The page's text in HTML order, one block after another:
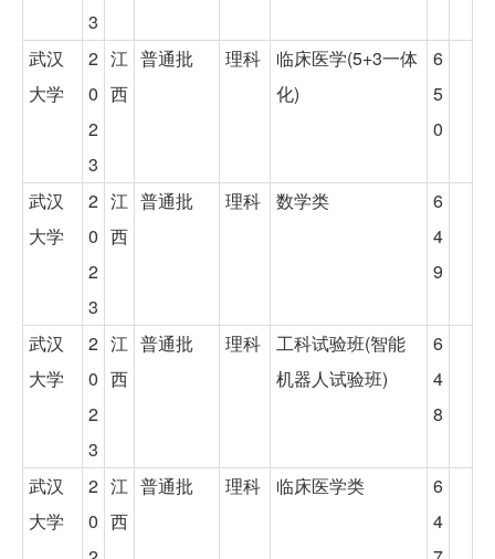
3
武汉
大学
2
0
2
3
江
西
普通批 理科
临床医学(5+3一体
化)
6
5
0
武汉
大学
2
0
2
3
江
西
普通批 理科 数学类
6
4
9
武汉
大学
2
0
2
3
江
西
普通批 理科
工科试验班(智能
机器人试验班)
6
4
8
武汉
大学
2
0
江
西
普通批 理科 临床医学类
6
4